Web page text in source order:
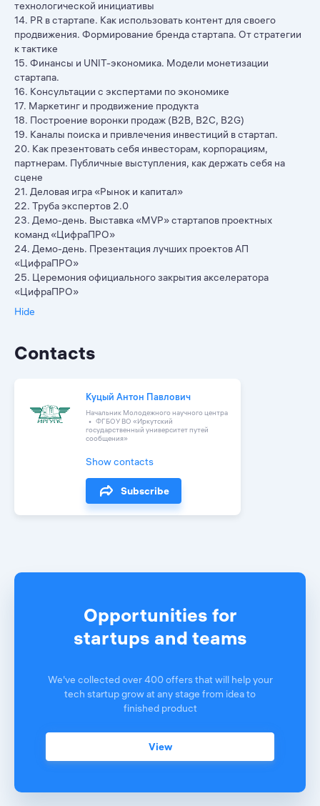
технологической инициативы
14. PR в стартапе. Как использовать контент для своего
продвижения. Формирование бренда стартапа. От стратегии
к тактике
15. Финансы и UNIT-экономика. Модели монетизации
стартапа.
16. Консультации с экспертами по экономике
17. Маркетинг и продвижение продукта
18. Построение воронки продаж (B2B, B2C, B2G)
19. Каналы поиска и привлечения инвестиций в стартап.
20. Как презентовать себя инвесторам, корпорациям,
партнерам. Публичные выступления, как держать себя на
сцене
21. Деловая игра «Рынок и капитал»
22. Труба экспертов 2.0
23. Демо-день. Выставка «MVP» стартапов проектных
команд «ЦифраПРО»
24. Демо-день. Презентация лучших проектов АП
«ЦифраПРО»
25. Церемония официального закрытия акселератора
«ЦифраПРО»
Hide
Contacts
Куцый Антон Павлович
Начальник Молодежного научного центра
ФГБОУ ВО «Иркутский
государственный университет путей
сообщения»
Show contacts
Subscribe
Opportunities for
startups and teams
We've collected over 400 offers that will help your
tech startup grow at any stage from idea to
finished product
View